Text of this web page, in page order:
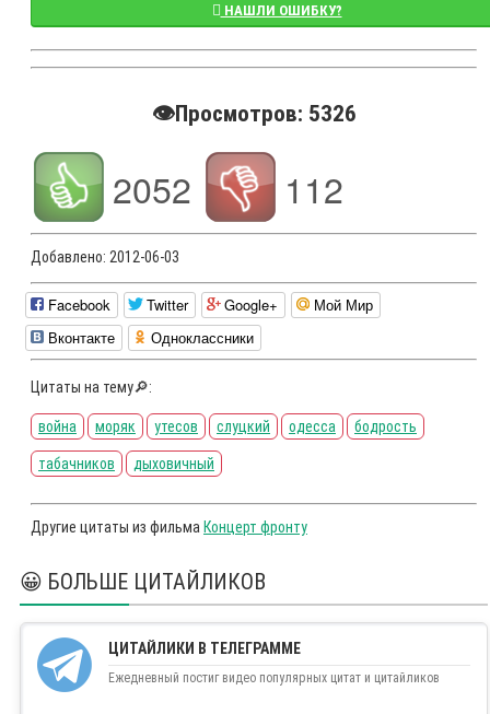
НАШЛИ ОШИБКУ?
👁️Просмотров: 5326
2052 112
Добавлено: 2012-06-03
Facebook Twitter Google+
Мой Мир
Вконтакте
Одноклассники
Цитаты на тему🔎:
война моряк утесов слуцкий одесса бодрость
табачников дыховичный
Другие цитаты из фильма Концерт фронту
😀 БОЛЬШЕ ЦИТАЙЛИКОВ
ЦИТАЙЛИКИ В ТЕЛЕГРАММЕ
Ежедневный постиг видео популярных цитат и цитайликов